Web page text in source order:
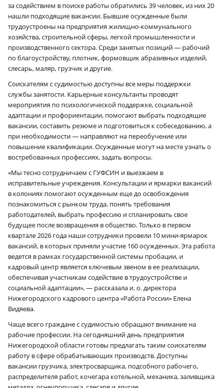
за содействием в поиске работы обратились 39 человек, из них 20
нашли подходящие вакансии. Бывшие осужденные были
трудоустроены на предприятия жилищно-коммунального
хозяйства, строительной сферы, легкой промышленности и
производственного сектора. Среди занятых позиций — рабочий
по благоустройству, плотник, формовщик абразивных изделий,
слесарь, маляр, грузчик и другие.
Соискателям с судимостью доступны все меры поддержки
службы занятости. Карьерные консультанты проводят
мероприятия по психологической поддержке, социальной
адаптации и профориентации, помогают выбрать подходящие
вакансии, составить резюме и подготовиться к собеседованию, а
при необходимости — направляют на переобучение или
повышение квалификации. Осужденные могут на месте узнать о
востребованных профессиях, задать вопросы.
«Мы тесно сотрудничаем с ГУФСИН и выезжаем в
исправительные учреждения. Консультации и ярмарки вакансий
в колониях помогают осужденным еще до освобождения
познакомиться с рынком труда, понять требования
работодателей, выбрать профессию и спланировать свое
будущее после возвращения в общество. Только в первом
квартале 2026 года наши сотрудники провели 10 мини-ярмарок
вакансий, в которых приняли участие 160 осужденных. Эта работа
ведется в рамках государственной системы пробации, и
кадровый центр является ключевым звеном в ее реализации,
обеспечивая участникам содействие в трудоустройстве и
социальной адаптации», — рассказала и. о. директора
Нижегородского кадрового центра «Работа России» Елена
Видяева.
Чаще всего граждане с судимостью обращают внимание на
рабочие профессии. На сегодняшний день предприятия
Нижегородской области готовы предлагать таким соискателям
работу в сфере обрабатывающих производств. Доступны
вакансии грузчика, электросварщика, подсобного рабочего,
распределителя работ, кочегара котельной, механика, заливщика